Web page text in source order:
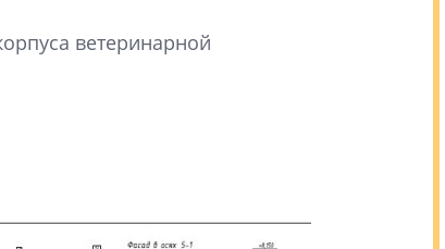
ветеринарнойЧто важнее для современного
– другая компания»